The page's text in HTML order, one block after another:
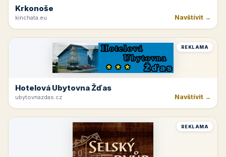
Krkonoše
kinchata.eu Navštívit →
REKLAMA
Hotelová Ubytovna Žďas
ubytovnazdas.cz Navštívit →
REKLAMA